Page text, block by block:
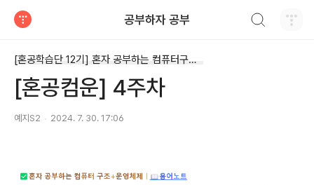
공부하자 공부
[혼공학습단 12기] 혼자 공부하는 컴퓨터구조+운영체제
[혼공컴운] 4주차
예지S2 2024. 7. 30. 17:06